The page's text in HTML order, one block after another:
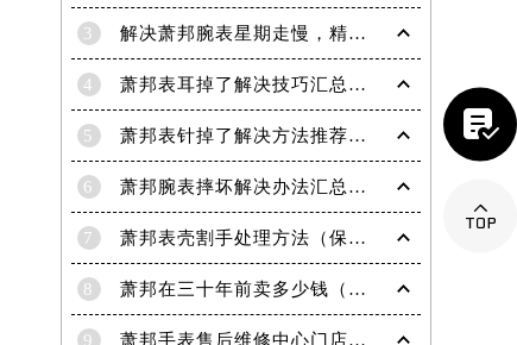
3 解决萧邦腕表星期走慢，精准调校秘籍在这里
4 萧邦表耳掉了解决技巧汇总（轻松修复爱表的小妙招）
5 萧邦表针掉了解决方法推荐（轻松修复你的爱表）
6 萧邦腕表摔坏解决办法汇总（专业修复与日常保养技巧）
7 萧邦表壳割手处理方法（保养与修复技巧指南）
8 萧邦在三十年前卖多少钱（名表价格变迁的历史洞察）
9 萧邦手表售后维修中心门店地址

